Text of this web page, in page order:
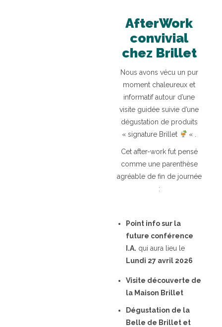
AfterWork
convivial
chez Brillet
Nous avons vécu un pur
moment chaleureux et
informatif autour d’une
visite guidée suivie d’une
dégustation de produits
« signature Brillet
« .
Cet after-work fut pensé
comme une parenthèse
agréable de fin de journée
:
Point info sur la
future conférence
I.A. qui aura lieu le
Lundi 27 avril 2026
Visite découverte de
la Maison Brillet
Dégustation de la
Belle de Brillet et